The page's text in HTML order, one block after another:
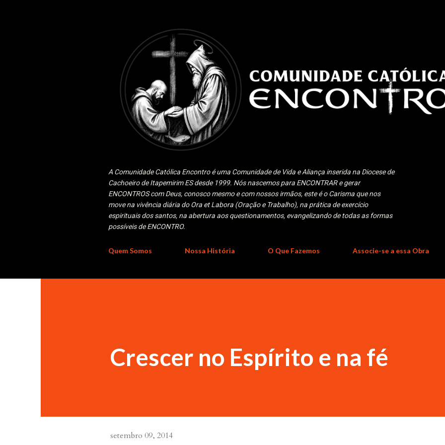
A Comunidade Católica Encontro é uma Comunidade de Vida e Aliança inserida na Diocese de
Cachoeiro de Itapemirim ES desde 1999. Nós nascemos para ENCONTRAR e gerar
ENCONTROS com Deus, conosco mesmo e com nossos irmãos, este é o Carisma que nos
move na vivência diária do Ora et Labora (Oração e Trabalho), na prática de exercício
espirituais dos santos, na abertura aos questionamentos, evangelizando de todas as formas
possíveis de ENCONTRO.
Quem Somos Nossa História O Que Fazemos Associe-se a essa Obra
Crescer no Espírito e na fé
setembro 09, 2014